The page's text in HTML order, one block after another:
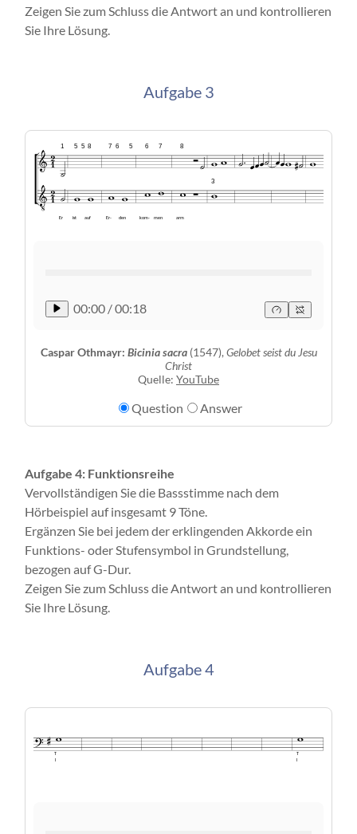
Zeigen Sie zum Schluss die Antwort an und kontrollieren
Sie Ihre Lösung.
Aufgabe 3
1 5 5 8 7 6 5 6 7 8
Er ist auf Er- den kom- men arm
3
00:00 /00:18
Caspar Othmayr: Bicinia sacra(1547),Gelobet seist du Jesu
Christ
Quelle: YouTube
Question Answer
Aufgabe 4: Funktionsreihe
Vervollständigen Sie die Bassstimme nach dem
Hörbeispiel auf insgesamt 9 Töne.
Ergänzen Sie bei jedem der erklingenden Akkorde ein
Funktions- oder Stufensymbol in Grundstellung,
bezogen auf G-Dur.
Zeigen Sie zum Schluss die Antwort an und kontrollieren
Sie Ihre Lösung.
Aufgabe 4
T
T